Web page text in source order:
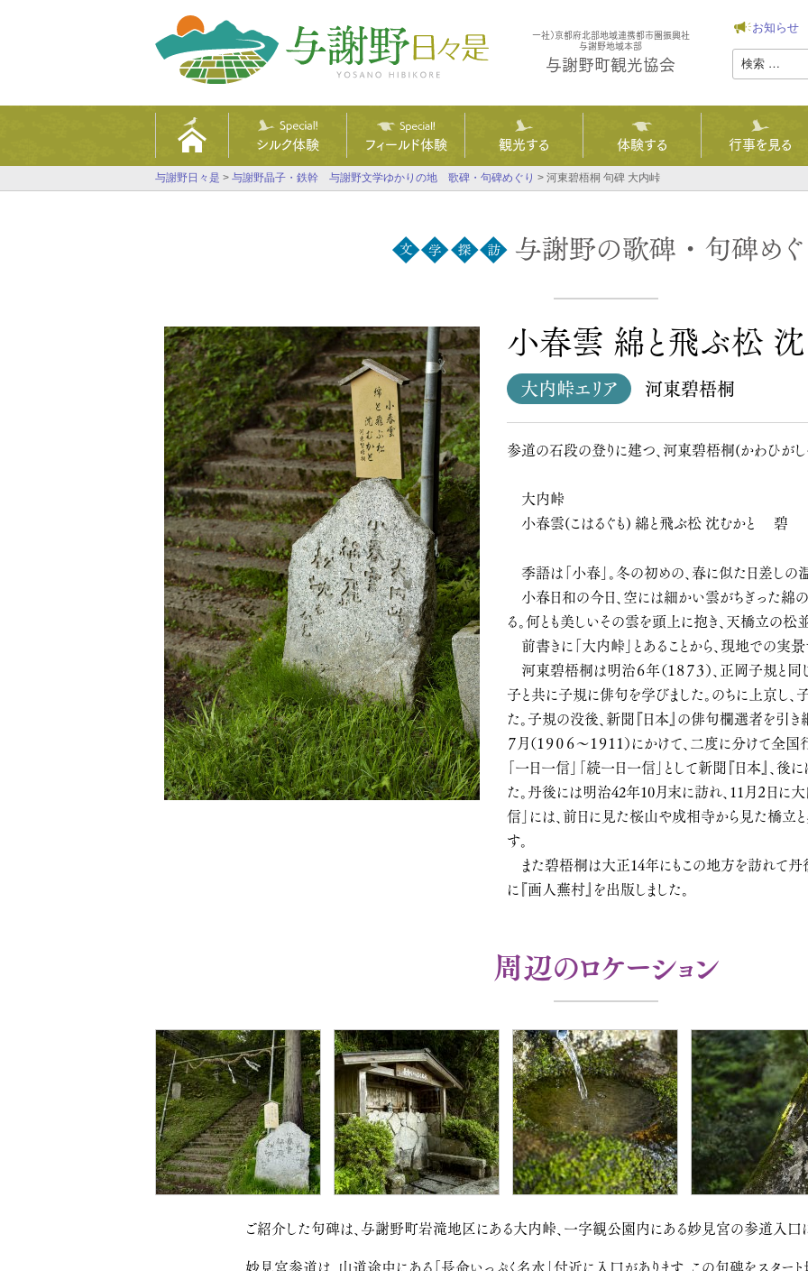
一社）京都府北部地域連携都市圏振興社
与謝野地域本部
与謝野町観光協会
お知らせ
シルク体験
特集ページ
手織りコースター作り
フィールド体験
特集ページ
E-BIKEレンタル
観光する 体験する 行事を見る
与謝野日々是 > 与謝野晶子・鉄幹 与謝野文学ゆかりの地 歌碑・句碑めぐり > 河東碧梧桐 句碑 大内峠
小春雲 綿と飛ぶ松
大内峠エリア 河東碧梧桐
参道の石段の登りに建つ、河東碧梧桐(かわひが
大内峠
小春雲(こはるぐも) 綿と飛ぶ松 沈むかと 碧
季語は「小春」。冬の初めの、春に似た日差しの
小春日和の今日、空には細かい雲がちぎった綿
る。何とも美しいその雲を頭上に抱き、天橋立の松
前書きに「大内峠」とあることから、現地での実景
河東碧梧桐は明治６年（１８７３）、正岡子規と
子と共に子規に俳句を学びました。のちに上京し
た。子規の没後、新聞『日本』の俳句欄選者を引
７月（１９０６～１９１１）にかけて、二度に分けて
「一日一信」「続一日一信」として新聞『日本』、
た。丹後には明治42年10月末に訪れ、11月２日に
信」には、前日に見た桜山や成相寺から見た橋立
す。
また碧梧桐は大正14年にもこの地方を訪れて
に『画人蕪村』を出版しました。
周辺のロケーション
ご紹介した句碑は、与謝野町岩滝地区にある大内峠、一字観公園内にある妙見宮の参道入口